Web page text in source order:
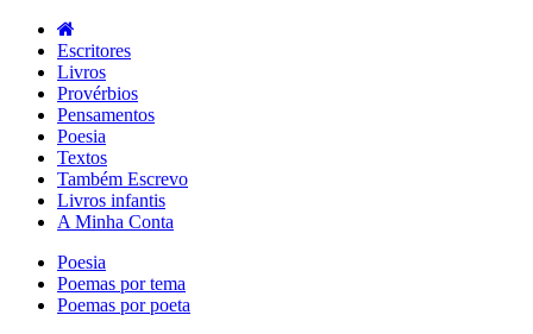
Escritores
Livros
Provérbios
Pensamentos
Poesia
Textos
Também Escrevo
Livros infantis
A Minha Conta
Poesia
Poemas por tema
Poemas por poeta